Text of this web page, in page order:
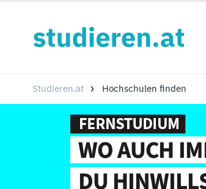
Studieren.at Hochschulen finden